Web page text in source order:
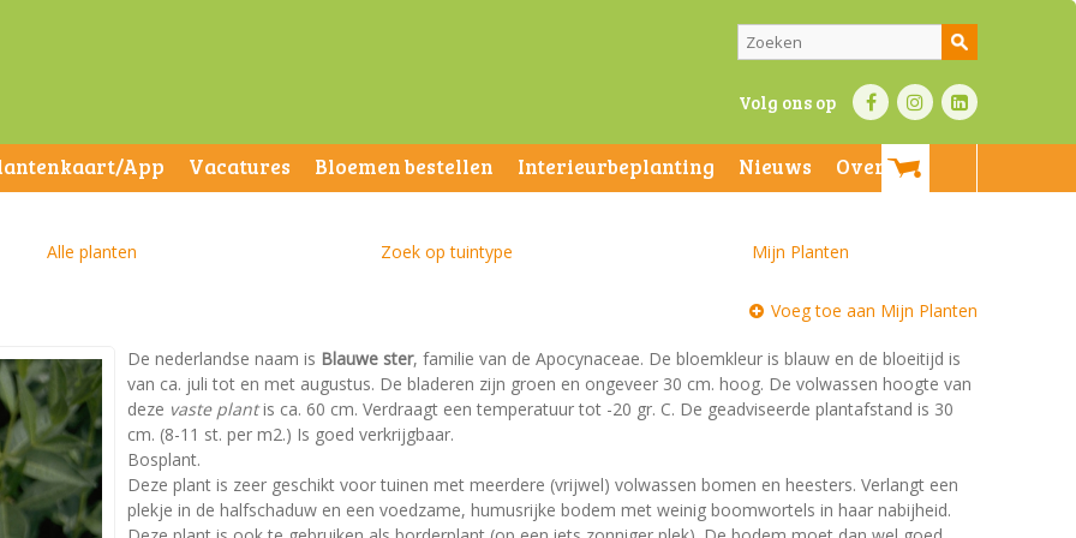
Volg ons op
App Vacatures Bloemen bestellen Interieurbeplanting Nieuws
Over ons
Alle planten Zoek op tuintype Mijn Planten
Voeg toe aan Mijn Planten
De nederlandse naam is Blauwe ster, familie van de Apocynaceae. De bloemkleur is blauw en de bloeitijd is
van ca. juli tot en met augustus. De bladeren zijn groen en ongeveer 30 cm. hoog. De volwassen hoogte van
deze vaste plantis ca. 60 cm. Verdraagt een temperatuur tot -20 gr. C. De geadviseerde plantafstand is 30
cm. (8-11 st. per m2.) Is goed verkrijgbaar.
Bosplant.
Deze plant is zeer geschikt voor tuinen met meerdere (vrijwel) volwassen bomen en heesters. Verlangt een
plekje in de halfschaduw en een voedzame, humusrijke bodem met weinig boomwortels in haar nabijheid.